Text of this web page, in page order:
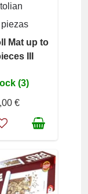
Mat up to
III
(3)
€